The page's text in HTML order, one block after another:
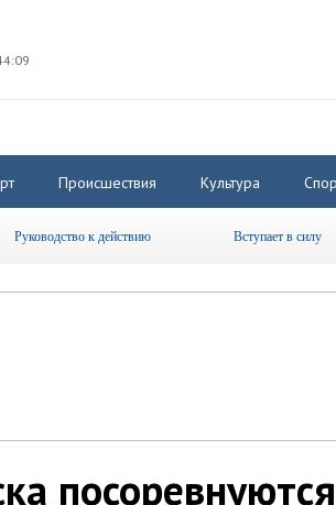
Происшествия Культура
Руководство к действию Вступает в силу
посоревнуются